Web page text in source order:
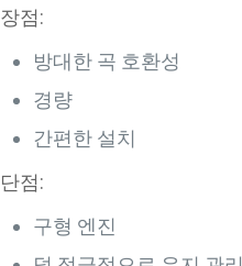
장점:
방대한 곡 호환성
경량
간편한 설치
단점:
구형 엔진